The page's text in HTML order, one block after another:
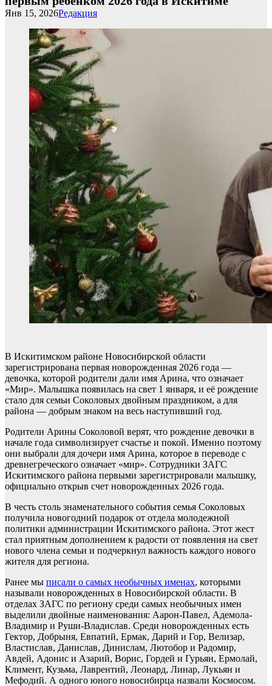
Редакция
Янв 15, 2026
В Искитимском районе Новосибирской области
зарегистрирована первая новорожденная 2026 года —
девочка, которой родители дали имя Арина, что означает
«Мир». Малышка появилась на свет 1 января, и её рождение
стало для семьи Соколовых двойным праздником, а для
района — добрым знаком на весь наступивший год.
Родители Арины Соколовой верят, что рождение девочки в
начале года символизирует счастье и покой. Именно поэтому
они выбрали для дочери имя Арина, которое в переводе с
древнегреческого означает «мир». Сотрудники ЗАГС
Искитимского района первыми зарегистрировали малышку,
официально открыв счет новорожденных 2026 года.
В честь столь знаменательного события семья Соколовых
получила новогодний подарок от отдела молодежной
политики администрации Искитимского района. Этот жест
стал приятным дополнением к радости от появления на свет
нового члена семьи и подчеркнул важность каждого нового
жителя для региона.
Ранее мы писали о самых необычных именах, которыми
называли новорожденных в Новосибирской области. В
отделах ЗАГС по региону среди самых необычных имен
выделили двойные наименования: Аарон-Павел, Адемола-
Владимир и Руши-Владислав. Среди новорожденных есть
Гектор, Добрыня, Евпатий, Ермак, Дарий и Гор, Велизар,
Властислав, Данислав, Динислам, Лютобор и Радомир,
Авдей, Адонис и Азарий, Ворис, Гордей и Гурьян, Ермолай,
Климент, Кузьма, Лаврентий, Леонард, Линар, Лукьян и
Мефодий. А одного юного новосибирца назвали Космосом.